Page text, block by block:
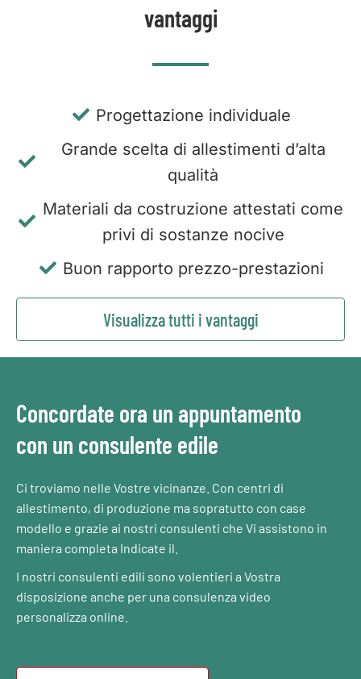
vantaggi
Progettazione individuale
Grande scelta di allestimenti d’alta
qualità
Materiali da costruzione attestati come
privi di sostanze nocive
Buon rapporto prezzo-prestazioni
Visualizza tutti i vantaggi
Concordate ora un appuntamento
con un consulente edile
Ci troviamo nelle Vostre vicinanze. Con centri di
allestimento, di produzione ma sopratutto con case
modello e grazie ai nostri consulenti che Vi assistono in
maniera completa Indicate il.
I nostri consulenti edili sono volentieri a Vostra
disposizione anche per una consulenza video
personalizza online.